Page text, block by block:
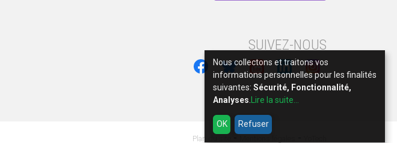
SUIVEZ-NOUS
Plan du site -
Nous collectons et traitons vos
informations personnelles pour les finalités
suivantes: Sécurité, Fonctionnalité,
Analyses
Lire la suite...
OK Refuser